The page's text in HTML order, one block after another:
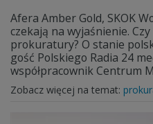
Afera Amber Gold, SKOK
czekają na wyjaśnienie.
prokuratury? O stanie
gość Polskiego Radia 24
współpracownik Centrum
Zobacz więcej na temat: